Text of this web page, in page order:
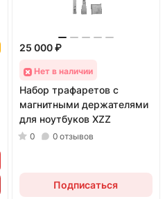
25 000 ₽
Нет в наличии
Набор трафаретов с
магнитными держателями
для ноутбуков XZZ
0 0 отзывов
Подписаться